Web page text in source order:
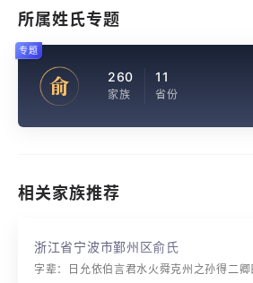
所属姓氏专题
俞 260
家族
11
省份
专题
相关家族推荐
浙江省宁波市鄞州区俞氏